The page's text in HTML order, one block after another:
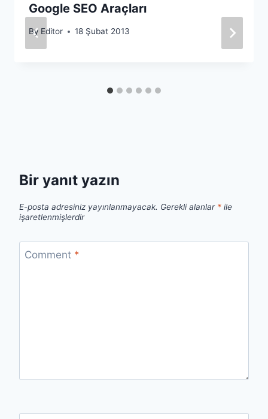
Google SEO Araçları
By Editor 18 Şubat 2013
Bir yanıt yazın
E-posta adresiniz yayınlanmayacak. Gerekli alanlar * ile
işaretlenmişlerdir
Comment *